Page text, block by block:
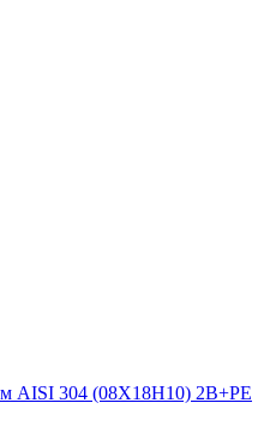
AISI 304 (08Х18Н10) 2В+РЕ